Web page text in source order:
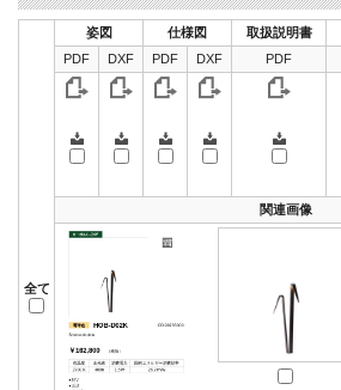
全て
姿図 仕様図 取扱説明書
PDF
DXF PDF DXF PDF
関連画像